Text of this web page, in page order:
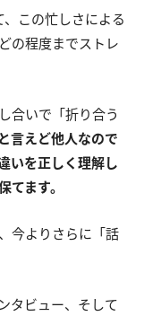
この忙しさによる
の程度までストレ
合いで「折り合う
言えど他人なので
いを正しく理解し
ます。
今よりさらに「話
タビュー、そして